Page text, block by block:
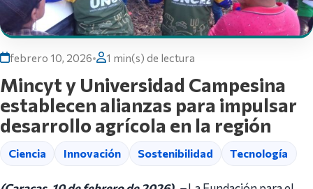
febrero 10, 2026• 1 min(s) de lectura
Mincyt y Universidad Campesina
establecen alianzas para impulsar
desarrollo agrícola en la región
Ciencia Innovación Sostenibilidad Tecnología